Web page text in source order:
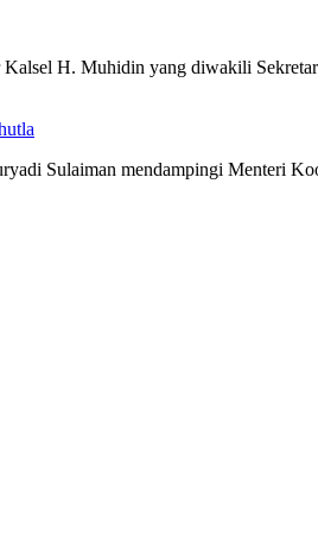
Kalsel H. Muhidin yang diwakili
Sulaiman mendampingi Menteri